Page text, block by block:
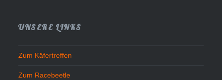
UNSERE LINKS
Zum Käfertreffen
Zum Racebeetle